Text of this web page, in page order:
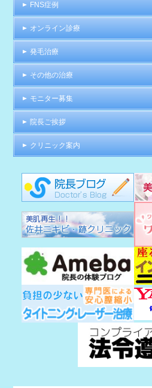
FNS症例
オンライン診療
発毛治療
その他の治療
モニター募集
院長ご挨拶
クリニック案内